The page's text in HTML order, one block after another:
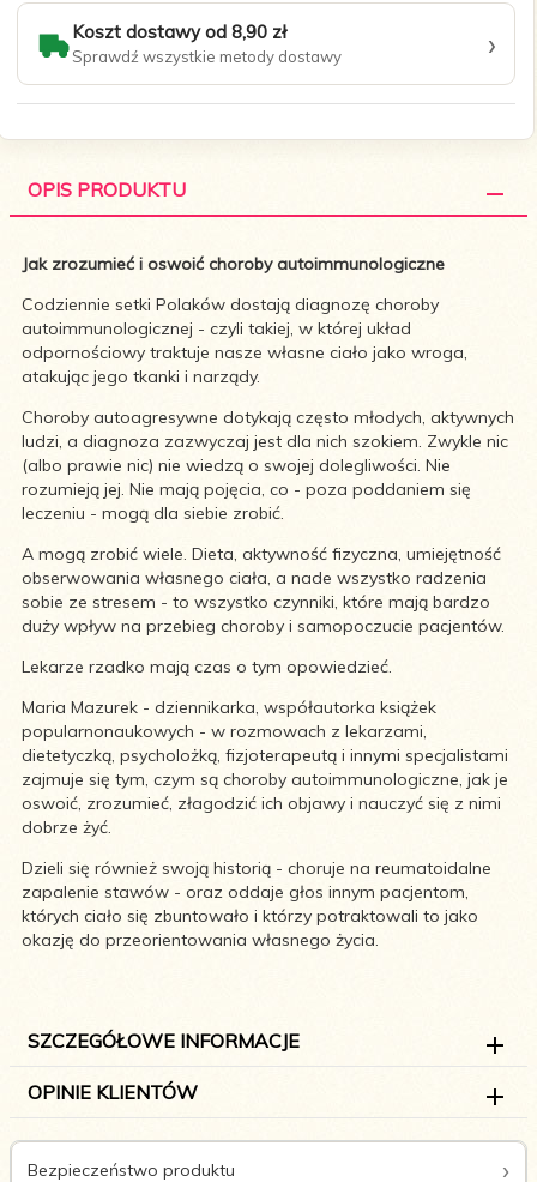
Koszt dostawy od 8,90 zł
Sprawdź wszystkie metody dostawy ›
OPIS PRODUKTU
Jak zrozumieć i oswoić choroby autoimmunologiczne
Codziennie setki Polaków dostają diagnozę choroby
autoimmunologicznej - czyli takiej, w której układ
odpornościowy traktuje nasze własne ciało jako wroga,
atakując jego tkanki i narządy.
Choroby autoagresywne dotykają często młodych, aktywnych
ludzi, a diagnoza zazwyczaj jest dla nich szokiem. Zwykle nic
(albo prawie nic) nie wiedzą o swojej dolegliwości. Nie
rozumieją jej. Nie mają pojęcia, co - poza poddaniem się
leczeniu - mogą dla siebie zrobić.
A mogą zrobić wiele. Dieta, aktywność fizyczna, umiejętność
obserwowania własnego ciała, a nade wszystko radzenia
sobie ze stresem - to wszystko czynniki, które mają bardzo
duży wpływ na przebieg choroby i samopoczucie pacjentów.
Lekarze rzadko mają czas o tym opowiedzieć.
Maria Mazurek - dziennikarka, współautorka książek
popularnonaukowych - w rozmowach z lekarzami,
dietetyczką, psycholożką, fizjoterapeutą i innymi specjalistami
zajmuje się tym, czym są choroby autoimmunologiczne, jak je
oswoić, zrozumieć, złagodzić ich objawy i nauczyć się z nimi
dobrze żyć.
Dzieli się również swoją historią - choruje na reumatoidalne
zapalenie stawów - oraz oddaje głos innym pacjentom,
których ciało się zbuntowało i którzy potraktowali to jako
okazję do przeorientowania własnego życia.
SZCZEGÓŁOWE INFORMACJE
OPINIE KLIENTÓW
Bezpieczeństwo produktu